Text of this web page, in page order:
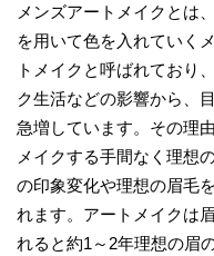
メンズアートメイクとは
を用いて色を入れていく
トメイクと呼ばれており
ク生活などの影響から、
急増しています。その理
メイクする手間なく理想
の印象変化や理想の眉毛
れます。アートメイクは
れると約1～2年理想の眉